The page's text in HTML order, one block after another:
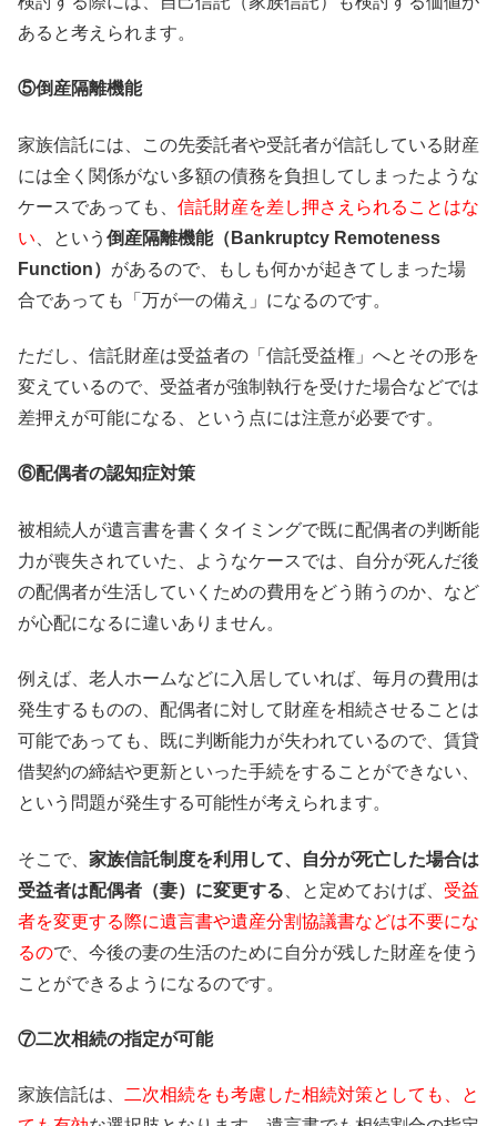
あると考えられます。
⑤倒産隔離機能
家族信託には、この先委託者や受託者が信託している財産
には全く関係がない多額の債務を負担してしまったような
ケースであっても、 信託財産を差し押さえられることはな
い 、という 倒産隔離機能（Bankruptcy Remoteness
Function） があるので、もしも何かが起きてしまった場
合であっても「万が一の備え」になるのです。
ただし、信託財産は受益者の「信託受益権」へとその形を
変えているので、受益者が強制執行を受けた場合などでは
差押えが可能になる、という点には注意が必要です。
⑥配偶者の認知症対策
被相続人が遺言書を書くタイミングで既に配偶者の判断能
力が喪失されていた、ようなケースでは、自分が死んだ後
の配偶者が生活していくための費用をどう賄うのか、など
が心配になるに違いありません。
例えば、老人ホームなどに入居していれば、毎月の費用は
発生するものの、配偶者に対して財産を相続させることは
可能であっても、既に判断能力が失われているので、賃貸
借契約の締結や更新といった手続をすることができない、
という問題が発生する可能性が考えられます。
そこで、 家族信託制度を利用して、自分が死亡した場合は
受益者は配偶者（妻）に変更する 、と定めておけば、 受益
者を変更する際に遺言書や遺産分割協議書などは不要にな
るので、今後の妻の生活のために自分が残した財産を使う
ことができるようになるのです。
⑦二次相続の指定が可能
家族信託は、
二次相続をも考慮した相続対策としても、と